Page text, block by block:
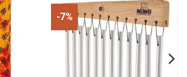
-7%